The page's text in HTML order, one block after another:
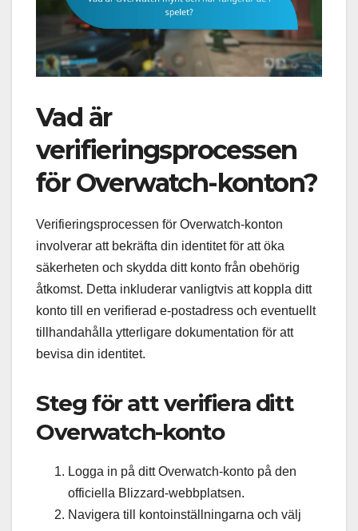
Vad är
verifieringsprocessen
för Overwatch-konton?
Verifieringsprocessen för Overwatch-konton
involverar att bekräfta din identitet för att öka
säkerheten och skydda ditt konto från obehörig
åtkomst. Detta inkluderar vanligtvis att koppla ditt
konto till en verifierad e-postadress och eventuellt
tillhandahålla ytterligare dokumentation för att
bevisa din identitet.
Steg för att verifiera ditt
Overwatch-konto
Logga in på ditt Overwatch-konto på den
officiella Blizzard-webbplatsen.
Navigera till kontoinställningarna och välj